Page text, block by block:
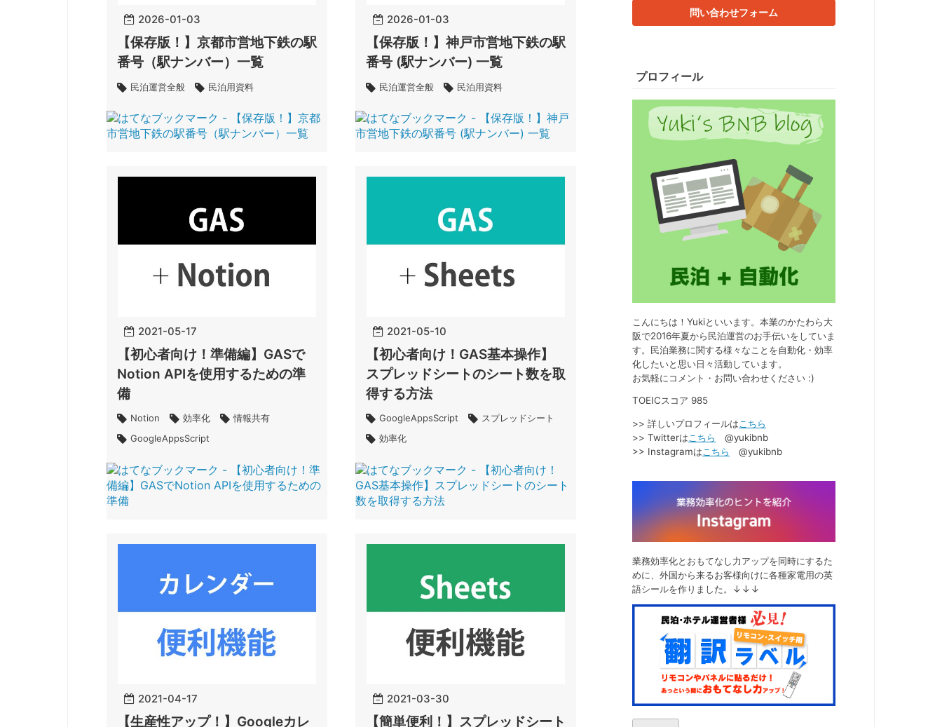
2026-01-03
【保存版！】京都市営地下鉄の駅
番号（駅ナンバー）一覧
民泊運営全般 民泊用資料
2026-01-03
【保存版！】神戸市営地下鉄の駅
番号 (駅ナンバー) 一覧
民泊運営全般 民泊用資料
2021-05-17
【初心者向け！準備編】GASで
Notion APIを使用するための準
備
Notion 効率化
情報共有
GoogleAppsScript
2021-05-10
【初心者向け！GAS基本操作】
スプレッドシートのシート数を取
得する方法
GoogleAppsScript
スプレッドシート
効率化
2021-04-17
【生産性アップ！】Googleカレ
2021-03-30
【簡単便利！】スプレッドシート
問い合わせフォーム
プロフィール
こんにちは！Yukiといいます。本業のかたわら大
阪で2016年夏から民泊運営のお手伝いをしていま
す。民泊業務に関する様々なことを自動化・効率
化したいと思い日々活動しています。
お気軽にコメント・お問い合わせください :)
TOEICスコア 985
>> 詳しいプロフィールは こちら
>> Twitterは こちら
@yukibnb
>> Instagramは こちら @yukibnb
業務効率化とおもてなし力アップを同時にするた
めに、外国から来るお客様向けに各種家電用の英
語シールを作りました。↓↓↓